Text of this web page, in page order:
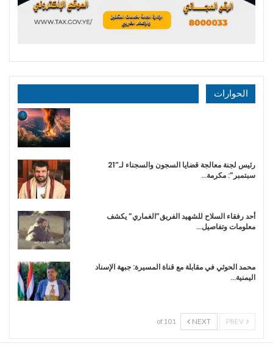
الحوارات
رئيس لجنة معالجة قضايا السجون والسجناء لـ”21
سبتمبر”: مكرمة…
أحد رفقاء السلاح للشهيد الفريق”الغماري” يكشف
معلومات وتفاصيل…
محمد الحوثي في مقابلة مع قناة المسيرة: جبهة الإسناد
اليمنية…
NEXT
1 of 10